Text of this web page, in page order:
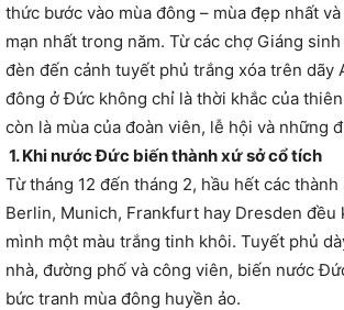
thức bước vào mùa đông – mùa đẹp nhất
mạn nhất trong năm. Từ các chợ Giáng
đèn đến cảnh tuyết phủ trắng xóa trên dãy
đông ở Đức không chỉ là thời khắc của
còn là mùa của đoàn viên, lễ hội và những
1. Khi nước Đức biến thành xứ sở cổ tích
Từ tháng 12 đến tháng 2, hầu hết các
Berlin, Munich, Frankfurt hay Dresden đều
mình một màu trắng tinh khôi. Tuyết phủ
nhà, đường phố và công viên, biến nước
bức tranh mùa đông huyền ảo.